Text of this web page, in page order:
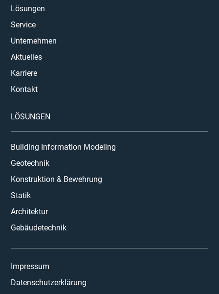
Lösungen
Service
Unternehmen
Aktuelles
Karriere
Kontakt
LÖSUNGEN
Building Information Modeling
Geotechnik
Konstruktion & Bewehrung
Statik
Architektur
Gebäudetechnik
Impressum
Datenschutzerklärung